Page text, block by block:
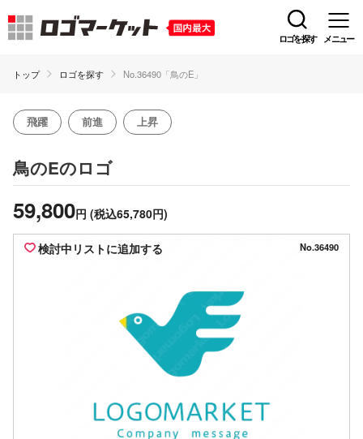
ロゴを探す メニュー
トップ ロゴを探す No.36490「鳥のE」
飛躍 前進 上昇
鳥のEのロゴ
59,800円 (税込65,780円)
検討中リストに追加する No.36490